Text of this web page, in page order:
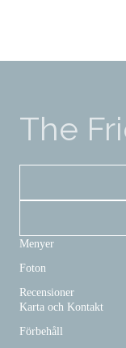
The
Menyer
Foton
Recensioner
Karta och Kontakt
Förbehåll